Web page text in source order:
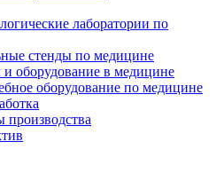
лаборатории по
стенды по медицине
оборудование в медицине
оборудование по медицине
производства